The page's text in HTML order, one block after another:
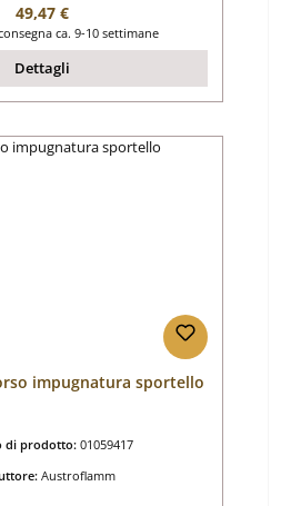
Prezzo normale:
49,47 €
ca. 9-10 settimane
Dettagli
impugnatura sportello
di prodotto: 01059417
Austroflamm